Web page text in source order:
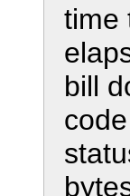
time
bill